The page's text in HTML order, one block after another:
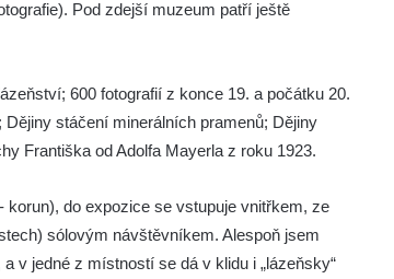
Pod zdejší muzeum patří ještě
600 fotografií z konce 19. a počátku 20.
stáčení minerálních pramenů; Dějiny
Františka od Adolfa Mayerla z roku 1923.
korun), do expozice se vstupuje vnitřkem, ze
sólovým návštěvníkem. Alespoň jsem
v jedné z místností se dá v klidu i „lázeňsky“